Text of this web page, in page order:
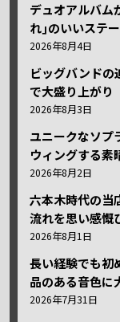
デュオアルバム
れ｣のいいステ
2026年8月4日
ビッグバンドの
で大盛り上がり
2026年8月3日
ユニークなソプ
ウィングする素
2026年8月2日
六本木時代の当
流れを思い感慨
2026年8月1日
長い経験でも初
品のある音色に
2026年7月31日